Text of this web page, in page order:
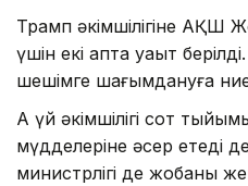
Трамп әкімшілігіне АҚШ
үшін екі апта уақыт
шешімге шағымдануға
Ақ үй әкімшілігі сот тыйымы
мүдделеріне әсер етеді
министрлігі де жобаны